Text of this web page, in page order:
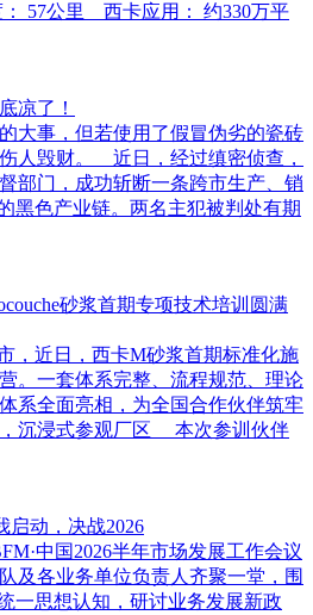
57公里 西卡应用： 约330万平
凉了！
大事，但若使用了假冒伪劣的瓷砖
人毁财。 近日，经过缜密侦查，
部门，成功斩断一条跨市生产、销
黑色产业链。两名主犯被判处有期
砂浆首期专项技术培训圆满
，近日，西卡M砂浆首期标准化施
。一套体系完整、流程规范、理论
系全面亮相，为全国合作伙伴筑牢
沉浸式参观厂区 本次参训伙伴
启动，决战2026
中国2026半年市场发展工作会议
及各业务单位负责人齐聚一堂，围
一思想认知，研讨业务发展新政